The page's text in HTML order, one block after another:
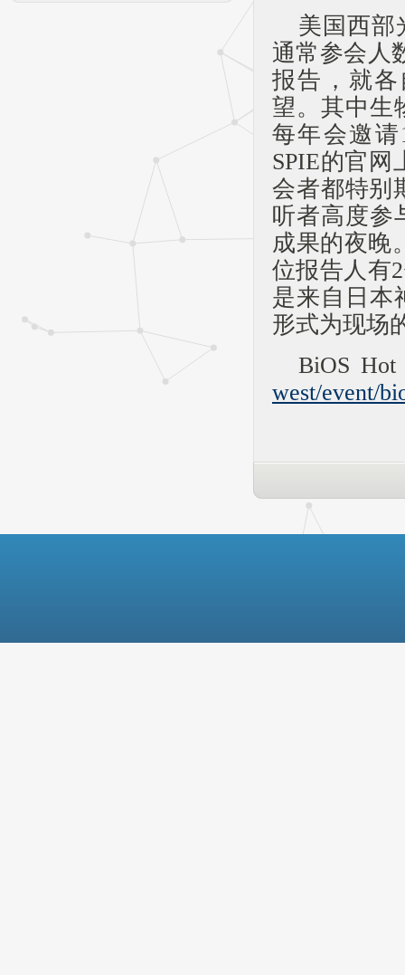
美国西部
通常参会人
报告，就
望。其中生
每年会邀请
SPIE的官网
会者都特别
听者高度参
成果的夜晚
位报告人有
是来自日本
形式为现场
BiOS
west/event/